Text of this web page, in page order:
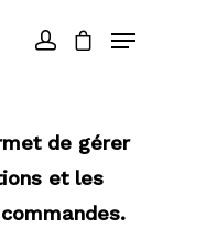
de gérer
et les